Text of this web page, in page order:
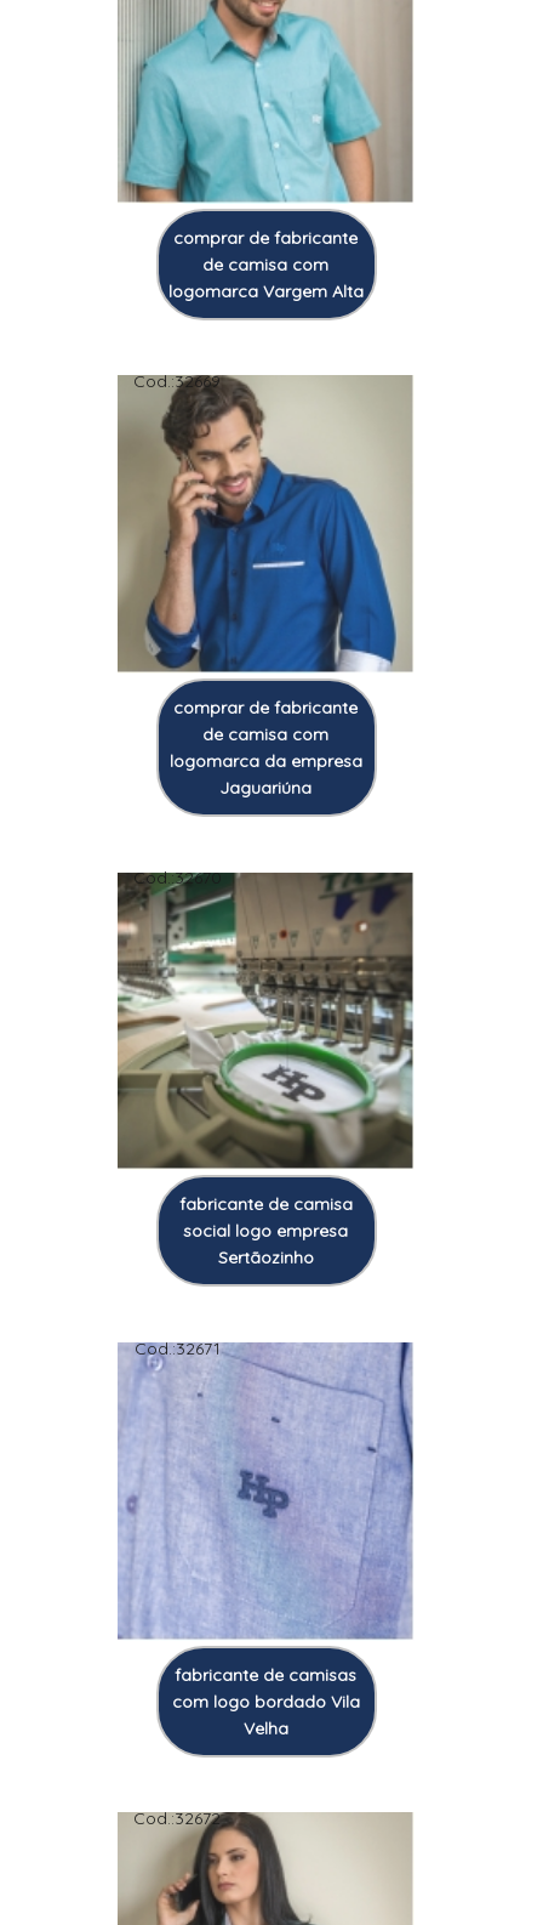
comprar de fabricante
de camisa com
logomarca Vargem Alta
Cod.:32669
comprar de fabricante
de camisa com
logomarca da empresa
Jaguariúna
Cod.:32670
fabricante de camisa
social logo empresa
Sertãozinho
Cod.:32671
fabricante de camisas
com logo bordado Vila
Velha
Cod.:32672